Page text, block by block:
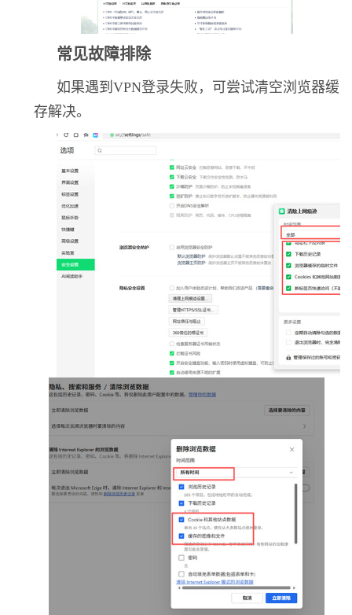
常见故障排除
如果遇到 VPN登录失败，可尝试清空浏览器缓
存解决。